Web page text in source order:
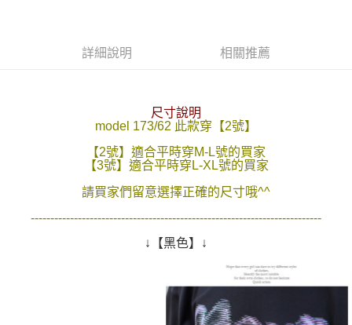
AFTEE先享後付是「在收到商品之後才付款」的支付方式。 讓您購物簡單
３．安心：先確認商品／服務後，再付款。
【「AFTEE先享後付」結帳流程】
１．於結帳方式選擇「AFTEE先享後付」後，將跳轉至「AFTEE先享後付」
結帳頁面，進行簡訊認證並確認金額後，即可完成結帳。
３．收到繳費通知簡訊後14天內，點擊此簡訊中的連結，可透過四大超商／
※ 請注意：結帳手續完成當下不需立刻繳費，但若您需要取消訂單，請聯絡
是否繳費成功／繳費後需取消欲退款等相關疑問，請聯繫「AFTEE先享後付
https://netprotections.freshdesk.com/support/home
每筆NT$80，滿NT$1,800(含以上)免運費
先付款後全家取貨
詳細說明 相關推薦
尺寸說明
model 173/62 此款穿【2號】
【2號】適合平時穿M-L號的買家
【3號】適合平時穿L-XL號的買家
請買家們留意選擇正確的尺寸哦^^
--------------------------------------------------------------------------
↓【黑色】↓